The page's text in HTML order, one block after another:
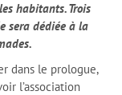
habitants. Trois
sera dédiée à la
dans le prologue,
l’association